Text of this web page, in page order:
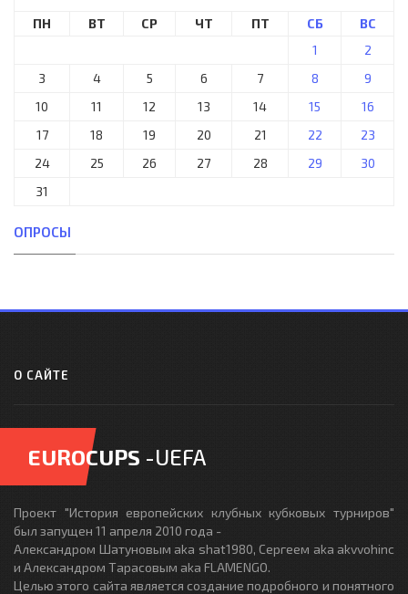
ПН ВТ СР ЧТ ПТ СБ
ВС
1
2
3
4 5 6 7 8
9
10
11 12 13 14 15
16
17
18 19 20 21 22
23
24
25 26 27 28 29
30
31
ОПРОСЫ
О САЙТЕ
EUROCUPS -UEFA
Проект "История европейских клубных кубковых турниров"
был запущен 11 апреля 2010 года -
Александром Шатуновым aka shat1980, Сергеем aka akvvohinc
и Александром Тарасовым aka FLAMENGO.
Целью этого сайта является создание подробного и понятного